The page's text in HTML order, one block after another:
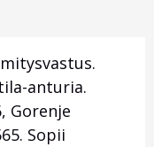
anturia.
Gorenje
Sopii